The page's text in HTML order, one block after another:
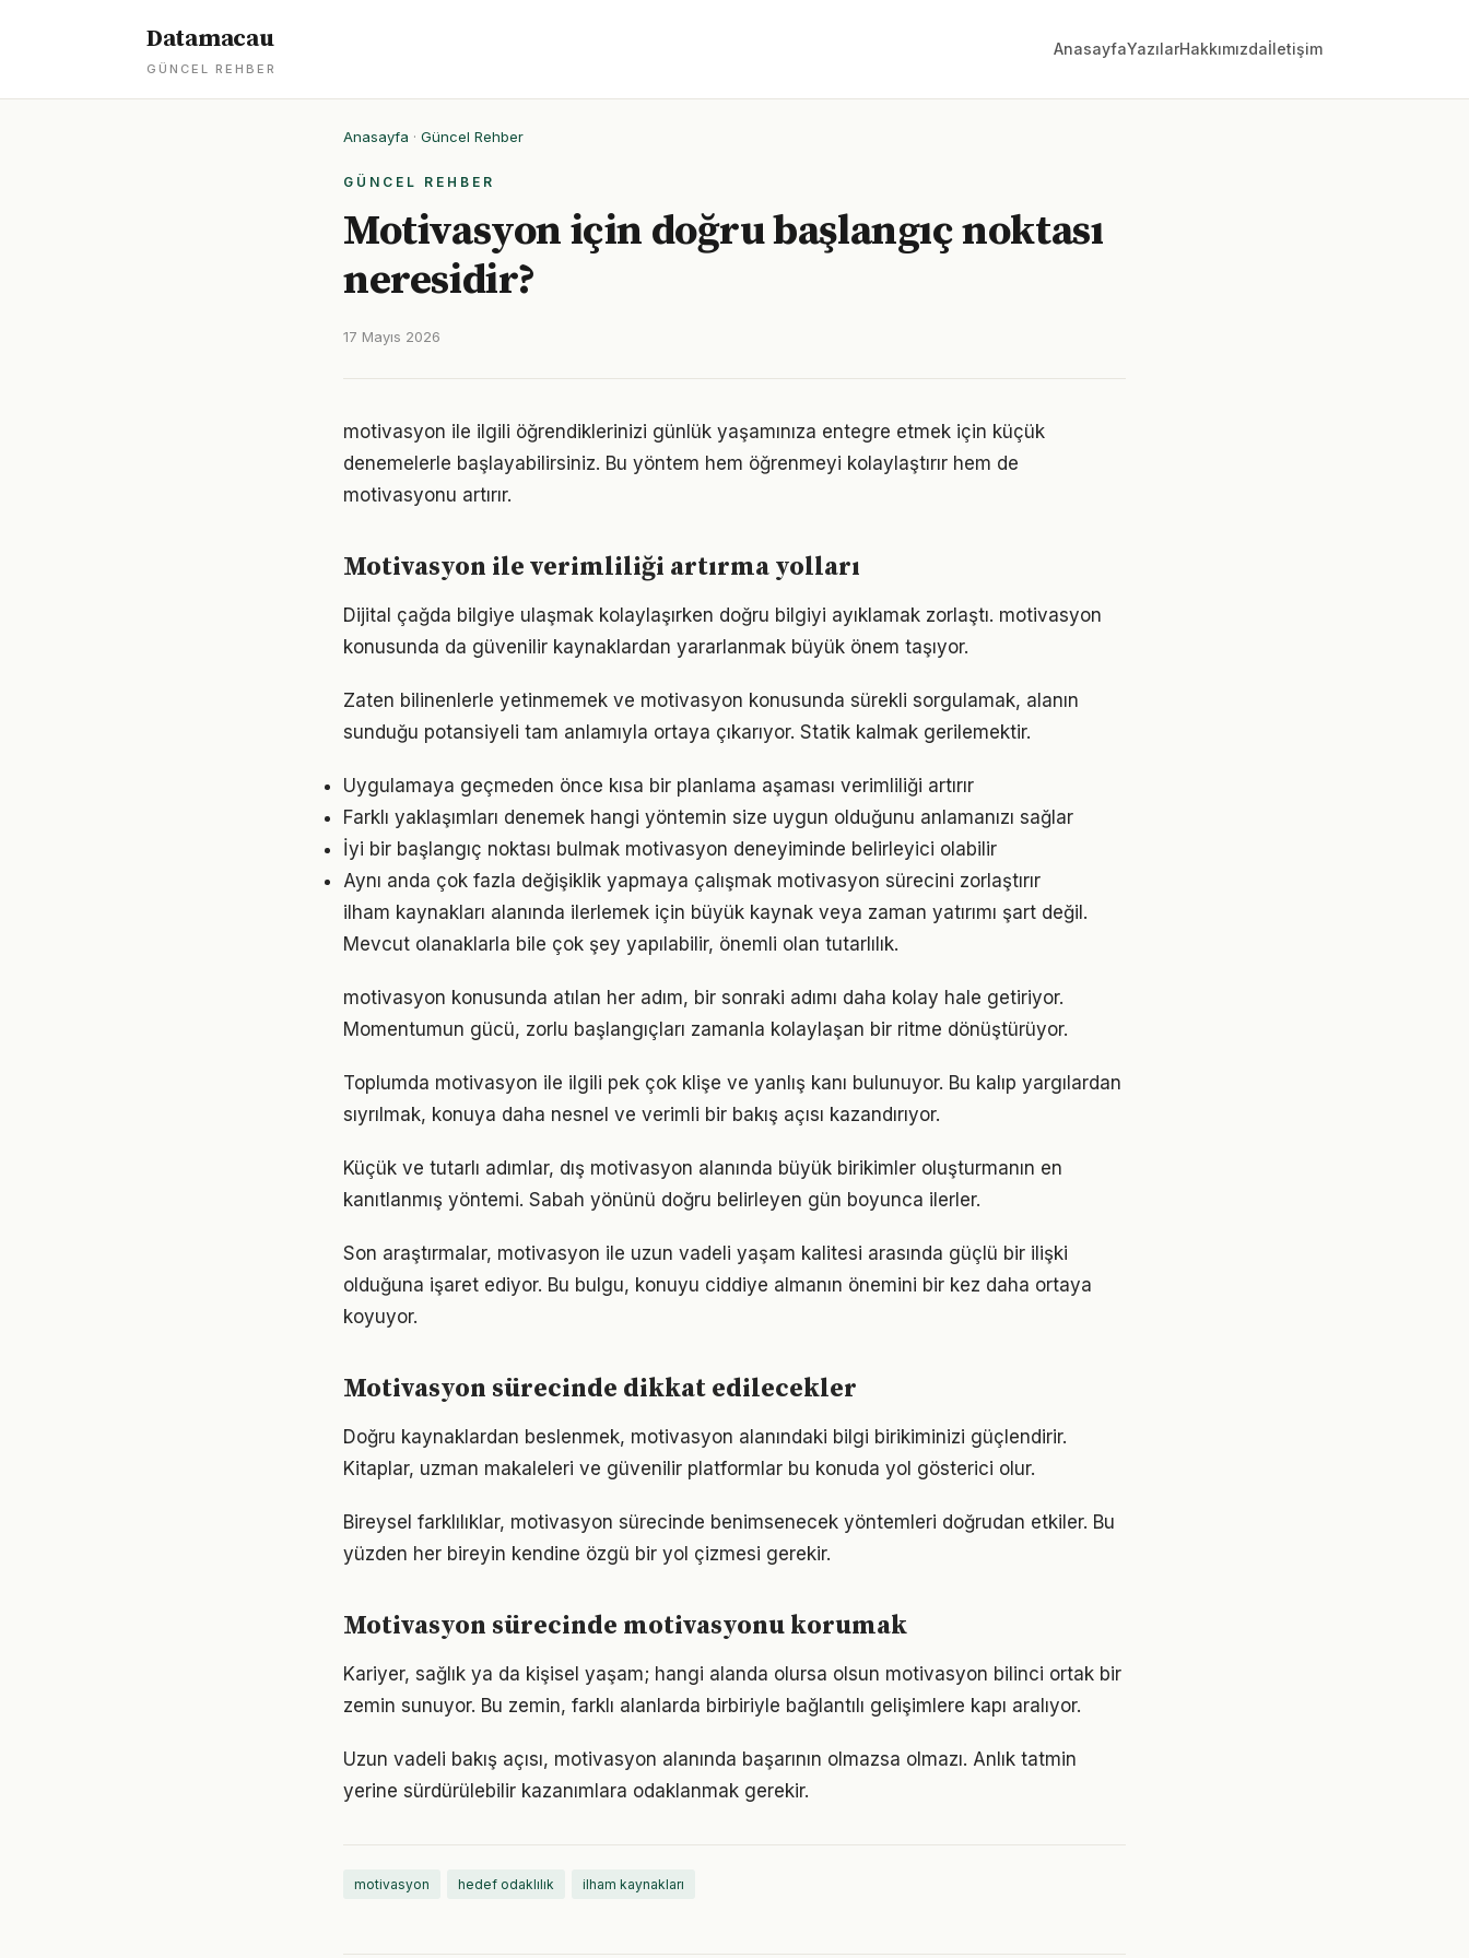
Datamacau
GÜNCEL REHBER
AnasayfaYazılarHakkımızdaİletişim
Anasayfa · Güncel Rehber
GÜNCEL REHBER
Motivasyon için doğru başlangıç noktası
neresidir?
17 Mayıs 2026
motivasyon ile ilgili öğrendiklerinizi günlük yaşamınıza entegre etmek için küçük
denemelerle başlayabilirsiniz. Bu yöntem hem öğrenmeyi kolaylaştırır hem de
motivasyonu artırır.
Motivasyon ile verimliliği artırma yolları
Dijital çağda bilgiye ulaşmak kolaylaşırken doğru bilgiyi ayıklamak zorlaştı. motivasyon
konusunda da güvenilir kaynaklardan yararlanmak büyük önem taşıyor.
Zaten bilinenlerle yetinmemek ve motivasyon konusunda sürekli sorgulamak, alanın
sunduğu potansiyeli tam anlamıyla ortaya çıkarıyor. Statik kalmak gerilemektir.
Uygulamaya geçmeden önce kısa bir planlama aşaması verimliliği artırır
Farklı yaklaşımları denemek hangi yöntemin size uygun olduğunu anlamanızı sağlar
İyi bir başlangıç noktası bulmak motivasyon deneyiminde belirleyici olabilir
Aynı anda çok fazla değişiklik yapmaya çalışmak motivasyon sürecini zorlaştırır
ilham kaynakları alanında ilerlemek için büyük kaynak veya zaman yatırımı şart değil.
Mevcut olanaklarla bile çok şey yapılabilir, önemli olan tutarlılık.
motivasyon konusunda atılan her adım, bir sonraki adımı daha kolay hale getiriyor.
Momentumun gücü, zorlu başlangıçları zamanla kolaylaşan bir ritme dönüştürüyor.
Toplumda motivasyon ile ilgili pek çok klişe ve yanlış kanı bulunuyor. Bu kalıp yargılardan
sıyrılmak, konuya daha nesnel ve verimli bir bakış açısı kazandırıyor.
Küçük ve tutarlı adımlar, dış motivasyon alanında büyük birikimler oluşturmanın en
kanıtlanmış yöntemi. Sabah yönünü doğru belirleyen gün boyunca ilerler.
Son araştırmalar, motivasyon ile uzun vadeli yaşam kalitesi arasında güçlü bir ilişki
olduğuna işaret ediyor. Bu bulgu, konuyu ciddiye almanın önemini bir kez daha ortaya
koyuyor.
Motivasyon sürecinde dikkat edilecekler
Doğru kaynaklardan beslenmek, motivasyon alanındaki bilgi birikiminizi güçlendirir.
Kitaplar, uzman makaleleri ve güvenilir platformlar bu konuda yol gösterici olur.
Bireysel farklılıklar, motivasyon sürecinde benimsenecek yöntemleri doğrudan etkiler. Bu
yüzden her bireyin kendine özgü bir yol çizmesi gerekir.
Motivasyon sürecinde motivasyonu korumak
Kariyer, sağlık ya da kişisel yaşam; hangi alanda olursa olsun motivasyon bilinci ortak bir
zemin sunuyor. Bu zemin, farklı alanlarda birbiriyle bağlantılı gelişimlere kapı aralıyor.
Uzun vadeli bakış açısı, motivasyon alanında başarının olmazsa olmazı. Anlık tatmin
yerine sürdürülebilir kazanımlara odaklanmak gerekir.
motivasyon hedef odaklılık ilham kaynakları